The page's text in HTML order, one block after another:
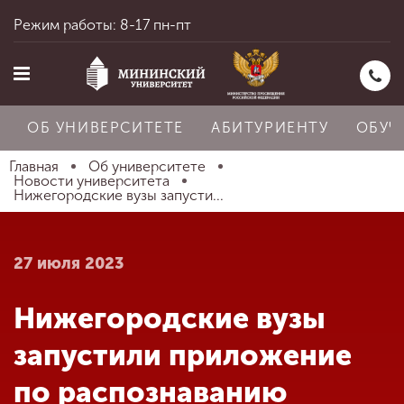
Главная
Абитуриенту
Режим работы: 8-17 пн-пт
ОБ УНИВЕРСИТЕТЕ АБИТУРИЕНТУ
Главная
Об университете
Новости университета
Нижегородские вузы запусти...
27 июля 2023
Нижегородские вузы
запустили приложение
по распознаванию